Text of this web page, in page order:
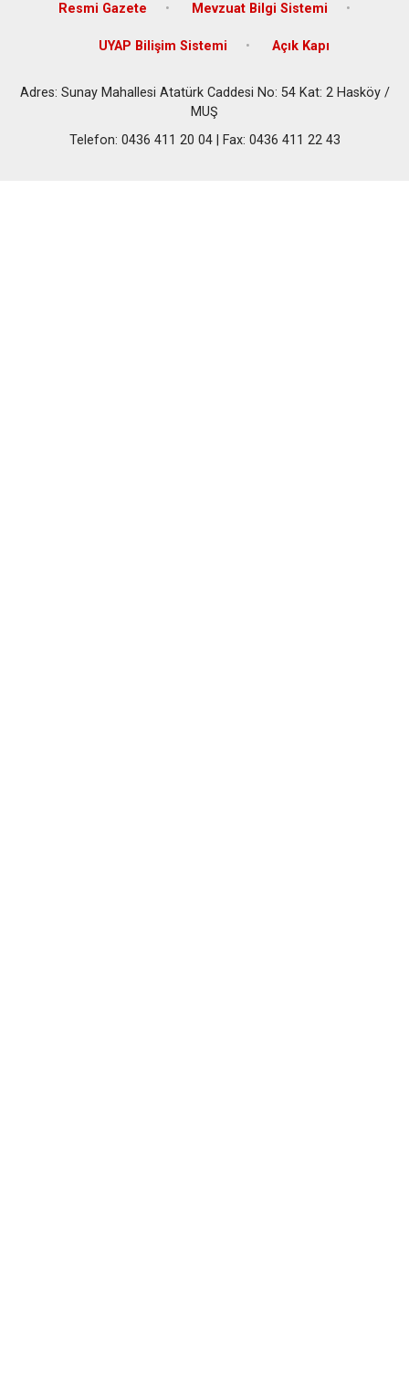
Resmi Gazete Mevzuat Bilgi Sistemi
UYAP Bilişim Sistemi Açık Kapı
Adres: Sunay Mahallesi Atatürk Caddesi No: 54 Kat: 2 Hasköy /
MUŞ
Telefon: 0436 411 20 04 | Fax: 0436 411 22 43